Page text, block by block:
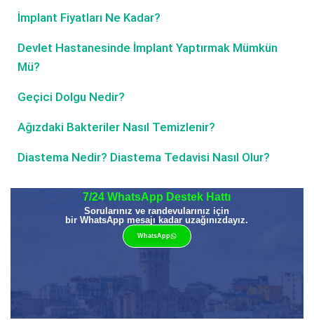
İmplant Fiyatları Ne Kadar?
Devlet Hastanesinde İmplant Yaptırmak Mümkün
Mü?
Geçici Dolgu Nedir?
Ağızdaki Bakteriler Nasıl Temizlenir?
Diastema Nedir? Diastema Tedavisi Nasıl Olur?
7/24 WhatsApp Destek Hattı
Sorularınız ve randevularınız için
bir WhatsApp mesajı kadar uzağınızdayız.
WhatsApp